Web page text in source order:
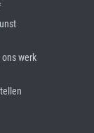
ons werk